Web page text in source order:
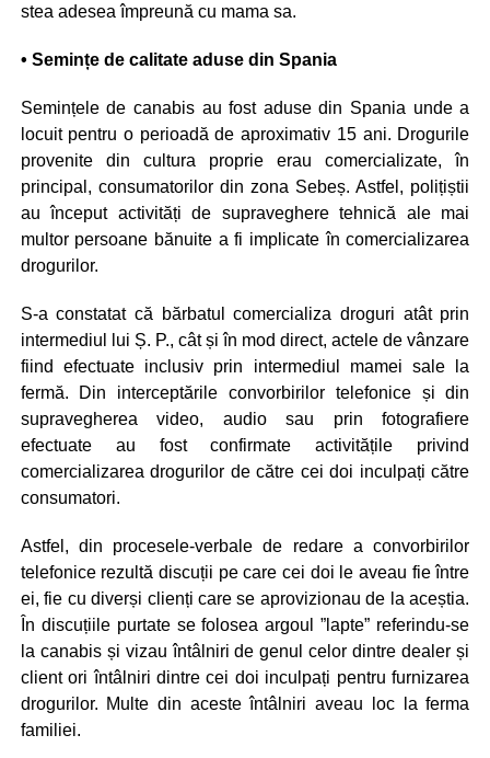
stea adesea împreună cu mama sa.
• Semințe de calitate aduse din Spania
Semințele de canabis au fost aduse din Spania unde a
locuit pentru o perioadă de aproximativ 15 ani. Drogurile
provenite din cultura proprie erau comercializate, în
principal, consumatorilor din zona Sebeș. Astfel, polițiștii
au început activități de supraveghere tehnică ale mai
multor persoane bănuite a fi implicate în comercializarea
drogurilor.
S-a constatat că bărbatul comercializa droguri atât prin
intermediul lui Ș. P., cât și în mod direct, actele de vânzare
fiind efectuate inclusiv prin intermediul mamei sale la
fermă. Din interceptările convorbirilor telefonice și din
supravegherea video, audio sau prin fotografiere
efectuate au fost confirmate activitățile privind
comercializarea drogurilor de către cei doi inculpați către
consumatori.
Astfel, din procesele-verbale de redare a convorbirilor
telefonice rezultă discuții pe care cei doi le aveau fie între
ei, fie cu diverși clienți care se aprovizionau de la aceștia.
În discuțiile purtate se folosea argoul ”lapte” referindu-se
la canabis și vizau întâlniri de genul celor dintre dealer și
client ori întâlniri dintre cei doi inculpați pentru furnizarea
drogurilor. Multe din aceste întâlniri aveau loc la ferma
familiei.